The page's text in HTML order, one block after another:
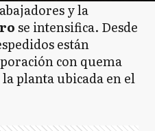
y la
se intensifica. Desde
están
con quema
planta ubicada en el